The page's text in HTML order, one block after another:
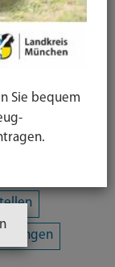
Sie bequem